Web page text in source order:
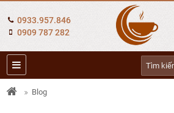
0933.957.846
0909 787 282
Blog